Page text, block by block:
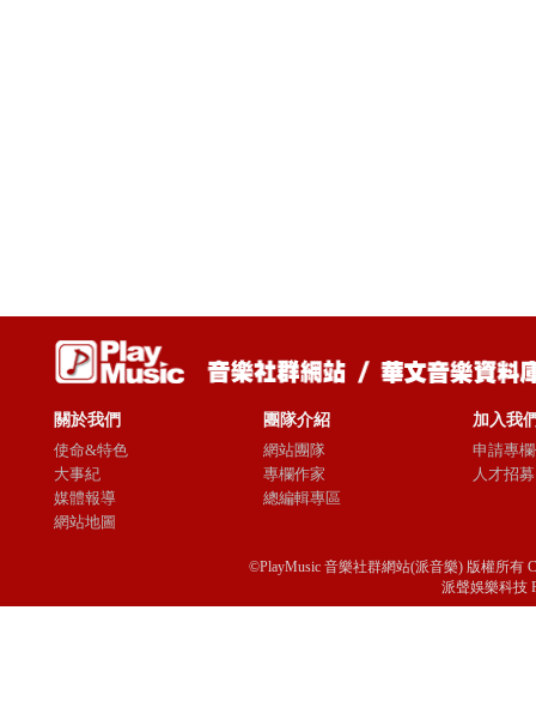
關於我們
使命&特色
大事紀
媒體報導
網站地圖
團隊介紹
網站團隊
專欄作家
總編輯專區
加入我
申請專
人才招募
©PlayMusic 音樂社群網站(派音樂) 版權所有
派聲娛樂科技